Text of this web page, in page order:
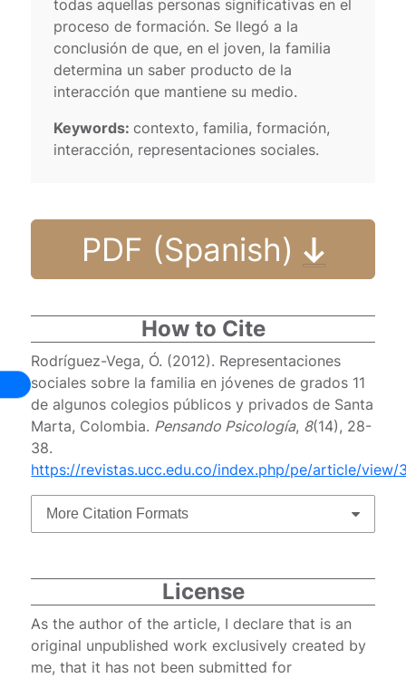
todas aquellas personas significativas en el
proceso de formación. Se llegó a la
conclusión de que, en el joven, la familia
determina un saber producto de la
interacción que mantiene su medio.
Keywords:contexto, familia, formación,
interacción, representaciones sociales.
PDF (Spanish)
How to Cite
Rodríguez-Vega, Ó. (2012). Representaciones
sociales sobre la familia en jóvenes de grados 11
de algunos colegios públicos y privados de Santa
Marta, Colombia. Pensando Psicología, 8(14), 28-
38.
https://revistas.ucc.edu.co/index.php/pe/article/view/
More Citation Formats
License
As the author of the article, I declare that is an
original unpublished work exclusively created by
me, that it has not been submitted for